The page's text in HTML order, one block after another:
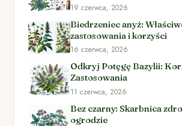
19 czerwca, 2026
Biedrzeniec anyż:
zastosowania i korzyści
16 czerwca, 2026
Odkryj Potęgę Bazylii:
Zastosowania
11 czerwca, 2026
Bez czarny: Skarbnica
ogrodzie